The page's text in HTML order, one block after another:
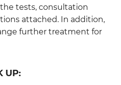
tests, consultation
attached. In addition,
further treatment for
UP: